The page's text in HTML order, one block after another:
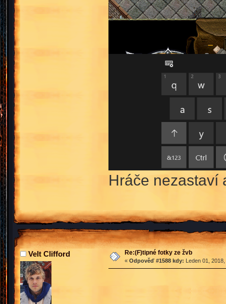
Hráče nezastaví
Velt Clifford Re:(F)tipné fotky ze žvb
« Odpověď #1588 kdy: Leden 01,